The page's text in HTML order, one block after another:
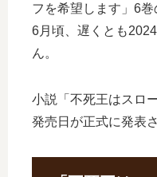
フを希望します」6
6月頃、遅くとも
ん。
小説「不死王はスロ
発売日が正式に発表